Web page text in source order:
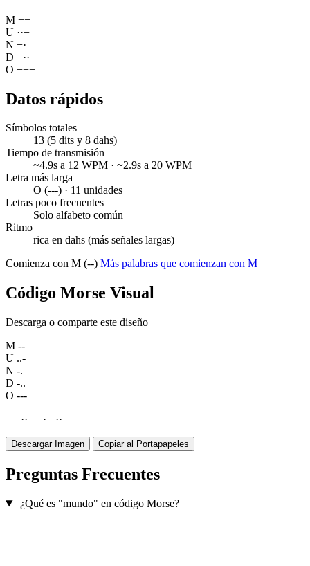
M −−
U ··−
N −·
D −··
O −−−
Datos rápidos
Símbolos totales
13 (5 dits y 8 dahs)
Tiempo de transmisión
~4.9s a 12 WPM · ~2.9s a 20 WPM
Letra más larga
O (---) · 11 unidades
Letras poco frecuentes
Solo alfabeto común
Ritmo
rica en dahs (más señales largas)
Comienza con M (--) Más palabras que comienzan con M
Código Morse Visual
Descarga o comparte este diseño
M --
U ..-
N -.
D -..
O ---
−− ··− −· −·· −−−
Descargar Imagen Copiar al Portapapeles
Preguntas Frecuentes
¿Qué es "mundo" en código Morse?